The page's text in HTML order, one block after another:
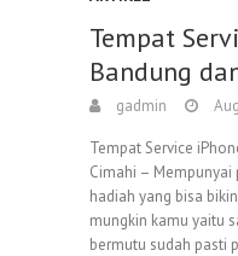
Tempat
Bandung
gadmin
Tempat Service
Cimahi – Mempunyai
hadiah yang bisa
mungkin kamu yaitu
bermutu sudah pasti